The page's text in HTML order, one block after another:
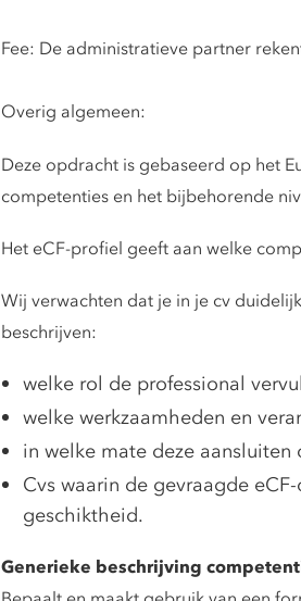
Fee: De administratieve partner
Overig algemeen:
Deze opdracht is gebaseerd op het
competenties en het bijbehorende
Het eCF-profiel geeft aan welke
Wij verwachten dat je in je cv
beschrijven:
welke rol de professional
welke werkzaamheden en
in welke mate deze
Cvs waarin de gevraagde
geschiktheid.
Generieke beschrijving